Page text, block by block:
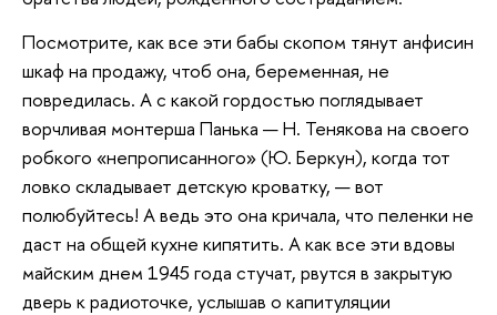
Посмотрите, как все эти бабы скопом тянут анфисин
шкаф на продажу, чтоб она, беременная, не
повредилась. А с какой гордостью поглядывает
ворчливая монтерша Панька — Н. Тенякова на своего
робкого «непрописанного» (Ю. Беркун), когда тот
ловко складывает детскую кроватку, — вот
полюбуйтесь! А ведь это она кричала, что пеленки не
даст на общей кухне кипятить. А как все эти вдовы
майским днем 1945 года стучат, рвутся в закрытую
дверь к радиоточке, услышав о капитуляции